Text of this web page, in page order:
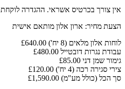
אין צורך בכרטיס אשראי. ההגדרה לוקחת 2 דקות.
הצעת מחיר: ארון אלון מותאם אישית
לוחות אלון מלאים (8 יח')
£640.00
עבודת נגרות דובטייל £480.00
גימור שמן דני £85.00
צירי סגירה רכה (4 יח')
£120.00
סך הכל (כולל מע"מ) £1,590.00